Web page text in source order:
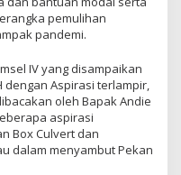
pemulihan
pandemi.
IV yang disampaikan
dengan Aspirasi terlampir,
oleh Bapak Andie
aspirasi
Box Culvert dan
dalam menyambut Pekan